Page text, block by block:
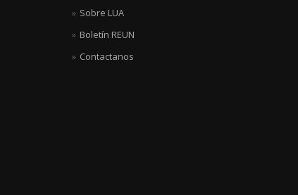
Sobre LUA
Boletín REUN
Contactanos